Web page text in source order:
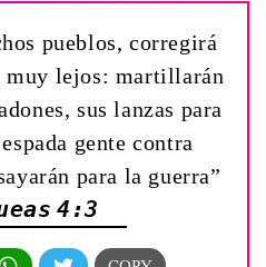
pueblos, corregirá
muy lejos: martillarán
sus lanzas para
gente contra
para la guerra”
4:3